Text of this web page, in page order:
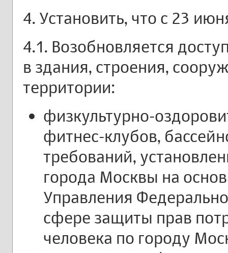
4. Установить, что с 23
4.1. Возобновляется
в здания, строения,
территории:
физкультурно-
фитнес-клубов,
требований,
города Москвы на
Управления
сфере защиты прав
человека по городу